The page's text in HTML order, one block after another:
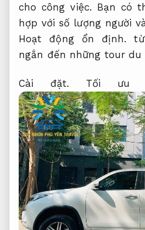
cho công việc. Bạn có
hợp với số lượng người
Hoạt động ổn định.
ngắn đến những tour du
Cài đặt. Tối ưu